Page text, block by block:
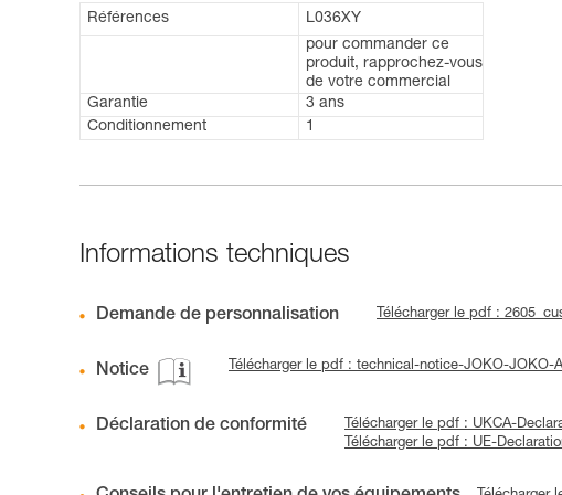
Références
L036XY
pour commander ce
produit, rapprochez-vous
de votre commercial
Garantie
3 ans
Conditionnement
1
Informations techniques
Demande de personnalisation Télécharger le pdf :
Notice Télécharger le pdf : technical-notice-JOKO-JOKO-
Déclaration de conformité
Télécharger le pdf : UKCA-
Télécharger le pdf : UE-